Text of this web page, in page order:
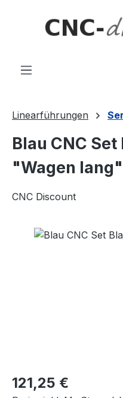
Linearführungen
Blau CNC
"Wagen lang"
CNC Discount
Bildergalerie
Regulärer Preis:
121,25 €